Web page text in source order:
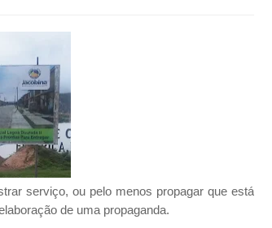
serviço, ou pelo menos propagar que está
de uma propaganda.